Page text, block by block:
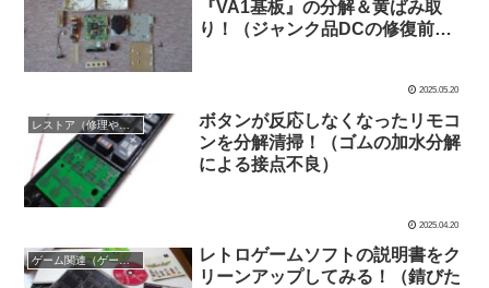
『VA1基板』の分解＆黄ばみ取
り！（ジャンク品DCの修復前
2025.05.20
レストア（修理や修繕など）失敗もアリ！
ボタンが反応しなくなったリモコ
ンを分解清掃！（ゴムの加水分解
による接点不良）
2025.04.20
ゲーム関連（ゲームソフト、ゲーム機の清掃修理など）
レトロゲームソフトの説明書をク
リーンアップしてみる！（錆びた